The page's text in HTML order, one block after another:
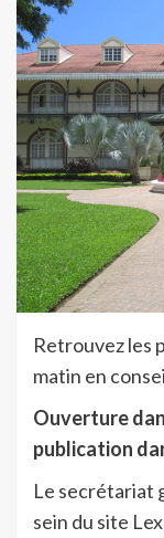
Retrouvez les
matin en
Ouverture
publication
Le secrétariat
sein du site